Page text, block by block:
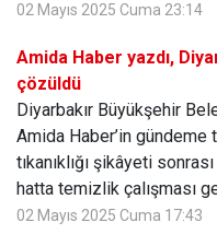
02 Mayıs 2025 Cuma 23:14
Amida Haber yazdı,
çözüldü
Diyarbakır Büyükşehir
Amida Haber’in gündeme
tıkanıklığı şikâyeti
hatta temizlik çalışması
02 Mayıs 2025 Cuma 17:43